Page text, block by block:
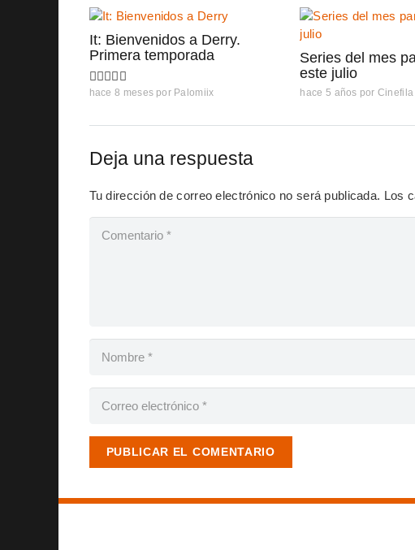
It: Bienvenidos a Derry.
Primera temporada
hace 8 meses por Palomiix
Series del mes
este julio
hace 5 años por Cinefila
Deja una respuesta
Tu dirección de correo electrónico no será publicada. Los
PUBLICAR EL COMENTARIO